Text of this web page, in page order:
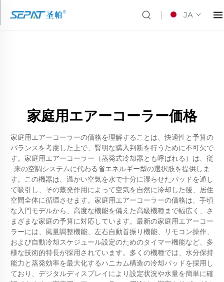
JA
家庭用エアーコーラー価格
家庭用エアーコーラーの価格を理解することは、快適性と予算の
バランスを考慮した上で、賢明な購入判断を行うために不可欠で
す。家庭用エアーコーラー（蒸発式冷却器とも呼ばれる）は、従
来の空調システムに代わる省エネルギー型の選択肢を提供しま
す。この機器は、温かい空気を水で十分に湿らせたパッドを通し
て吸引し、その蒸発作用によって空気を自然に冷却した後、居住
空間全体に循環させます。家庭用エアーコーラーの価格は、手頃
な入門モデルから、高度な機能を備えた高級機種まで幅広く、さ
まざまな家庭の予算に対応しています。最新の家庭用エアーコー
ラーには、風量調整機能、左右自動首振り機能、リモコン操作、
および自動冷却スケジュール設定のためのタイマー機能など、多
様な技術的特長が採用されています。多くの機種では、水分保持
能力と蒸発効率を最大化するハニカム構造の冷却パッドを採用し
ており、デジタルディスプレイにより設定状況や水量を簡単に確